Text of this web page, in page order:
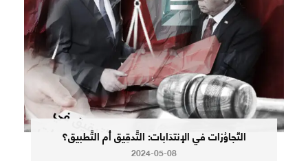
التّجاوُزات في الإنتدَابات: التَّدقِيق أم التَّطبيق؟
2024-05-08